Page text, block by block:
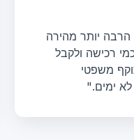
יותר מהירה
רכישה ולקבל
משפטי
ימים."